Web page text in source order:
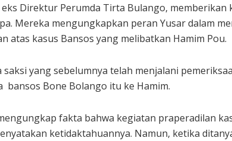
Direktur Perumda Tirta Bulango,
Mereka mengungkapkan peran Yusar dalam
atas kasus Bansos yang melibatkan Hamim Pou.
yang sebelumnya telah menjalani
Bone Bolango itu ke Hamim.
fakta bahwa kegiatan praperadilan
ketidaktahuannya. Namun, ketika